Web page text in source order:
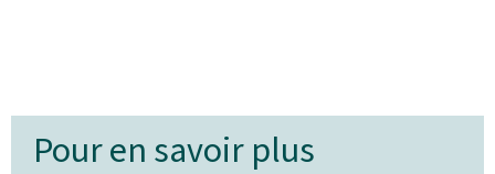
Pour en savoir plus